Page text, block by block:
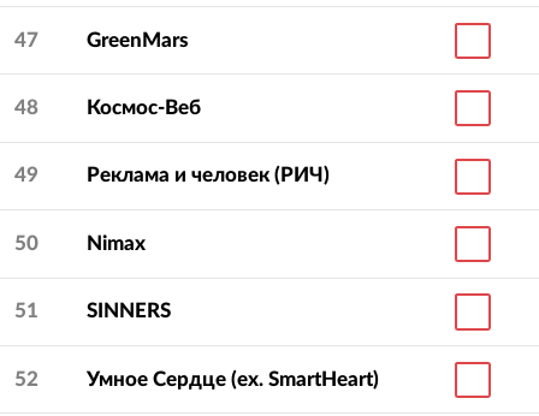
47 GreenMars
48 Космос-Веб
49 Реклама и человек (РИЧ)
50 Nimax
51 SINNERS
52 Умное Сердце (ex. SmartHeart)